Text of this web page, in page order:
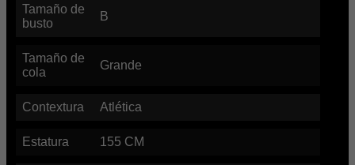
Tamaño de
busto
B
Tamaño de
cola
Grande
Contextura Atlética
Estatura 155 CM